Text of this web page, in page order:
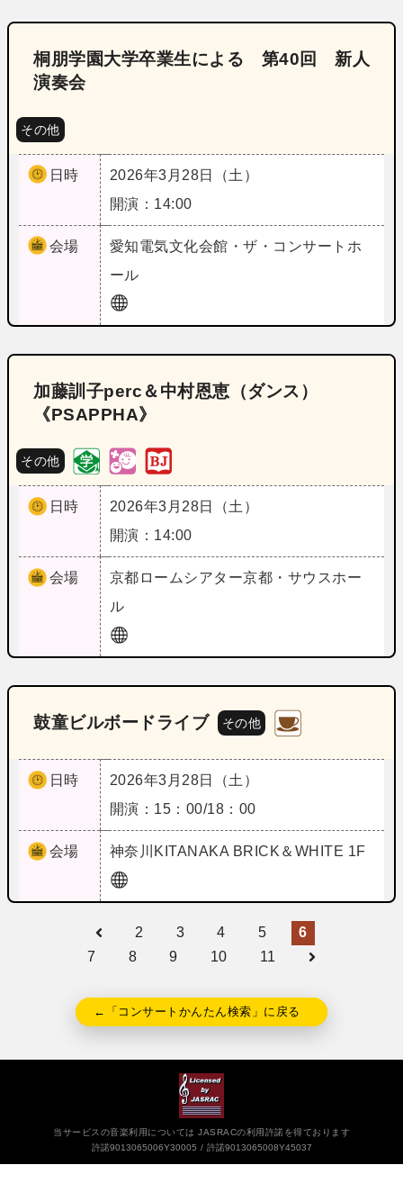
桐朋学園大学卒業生による 第40回 新人
演奏会
その他
日時
2026年3月28日（土）
開演：14:00
会場 愛知電気文化会館・ザ・コンサートホ
ール
加藤訓子perc＆中村恩恵（ダンス）
《PSAPPHA》
その他
日時
2026年3月28日（土）
開演：14:00
会場 京都 ロームシアター京都・サウスホー
ル
鼓童ビルボードライブ その他
日時
2026年3月28日（土）
開演：15：00/18：00
会場 神奈川 KITANAKA BRICK＆WHITE 1F
2 3 4 5
6
7
8 9 10 11
←「コンサートかんたん検索」に戻る
当サービスの音楽利用については JASRACの利用許諾を得ております
許諾9013065006Y30005
許諾9013065008Y45037